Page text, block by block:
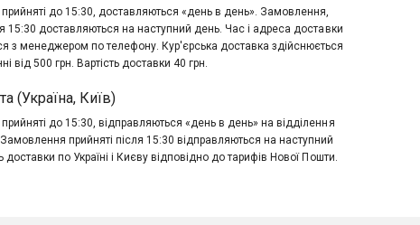
до 15:30, доставляються «день в день». Замовлення,
15:30 доставляються на наступний день. Час і адреса доставки
з менеджером по телефону. Кур'єрська доставка здійснюється
від 500 грн. Вартість доставки 40 грн.
(Україна, Київ)
до 15:30, відправляються «день в день» на відділення
прийняті після 15:30 відправляються на наступний
доставки по Україні і Києву відповідно до тарифів Нової Пошти.